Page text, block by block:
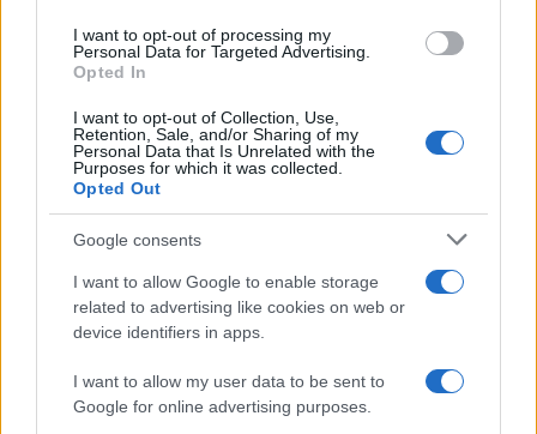
I want to opt-out of processing my
Personal Data for Targeted Advertising.
Opted In
I want to opt-out of Collection, Use,
Retention, Sale, and/or Sharing of my
Personal Data that Is Unrelated with the
Purposes for which it was collected.
Opted Out
Google consents
I want to allow Google to enable storage
related to advertising like cookies on web or
device identifiers in apps.
I want to allow my user data to be sent to
Google for online advertising purposes.